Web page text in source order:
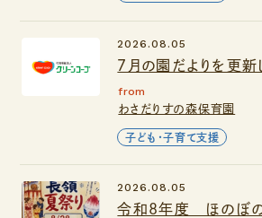
７月の園だよりを更新
2026.08.05
from
わさだりすの森保育園
子ども・子育て支援
令和8年度 ほのぼ
2026.08.05